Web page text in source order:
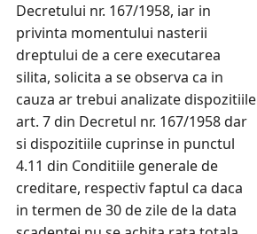
Decretului nr. 167/1958, iar in
privinta momentului nasterii
dreptului de a cere executarea
silita, solicita a se observa ca in
cauza ar trebui analizate dispozitiile
art. 7 din Decretul nr. 167/1958 dar
si dispozitiile cuprinse in punctul
4.11 din Conditiile generale de
creditare, respectiv faptul ca daca
in termen de 30 de zile de la data